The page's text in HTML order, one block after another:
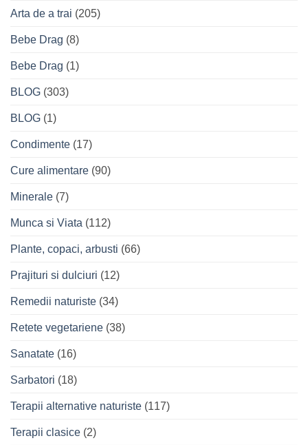
Arta de a trai (205)
Bebe Drag (8)
Bebe Drag (1)
BLOG (303)
BLOG (1)
Condimente (17)
Cure alimentare (90)
Minerale (7)
Munca si Viata (112)
Plante, copaci, arbusti (66)
Prajituri si dulciuri (12)
Remedii naturiste (34)
Retete vegetariene (38)
Sanatate (16)
Sarbatori (18)
Terapii alternative naturiste (117)
Terapii clasice (2)